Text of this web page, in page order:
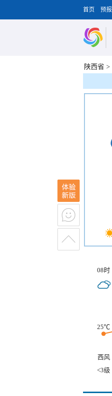
首页 预报
陕西省 >
08时
25℃
西风
<3级